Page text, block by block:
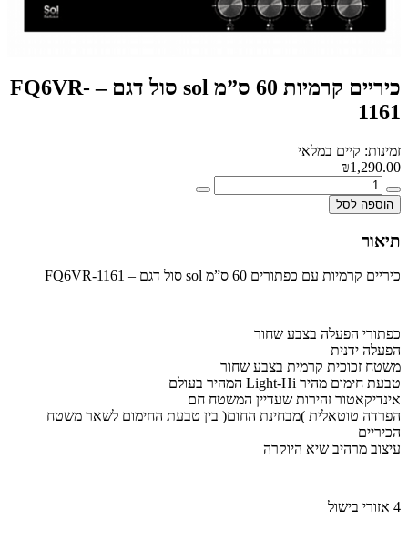
כיריים קרמיות 60 ס”מ sol סול דגם – FQ6VR-
1161
זמינות: קיים במלאי
₪1,290.00
הוספה לסל
תיאור
כיריים קרמיות עם כפתורים 60 ס”מ sol סול דגם – FQ6VR-1161
כפתורי הפעלה בצבע שחור
הפעלה ידנית
משטח זכוכית קרמית בצבע שחור
טבעת חימום מהיר Light-Hi המהיר בעולם
אינדיקאטור זהירות שעדיין המשטח חם
הפרדה טוטאלית )מבחינת החום( בין טבעת החימום לשאר משטח
הכיריים
עיצוב מרהיב שיא היוקרה
4 אזורי בישול